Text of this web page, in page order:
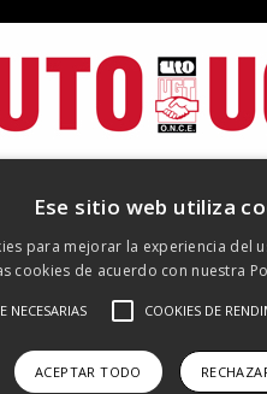
UTO-UGT. Todos los
de datos Política de
Ese sitio web utiliza
para mejorar la experiencia del
cookies de acuerdo con nuestra
NECESARIAS COOKIES DE
ACEPTAR TODO